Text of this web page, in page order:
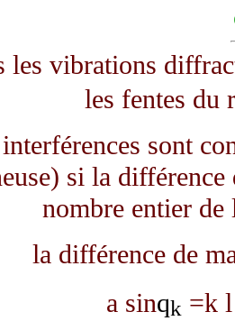
les vibrations
les fentes du
sont
si la
nombre entier
la différence de
a sinqk =k l